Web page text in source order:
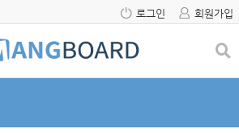
로그인 회원가입